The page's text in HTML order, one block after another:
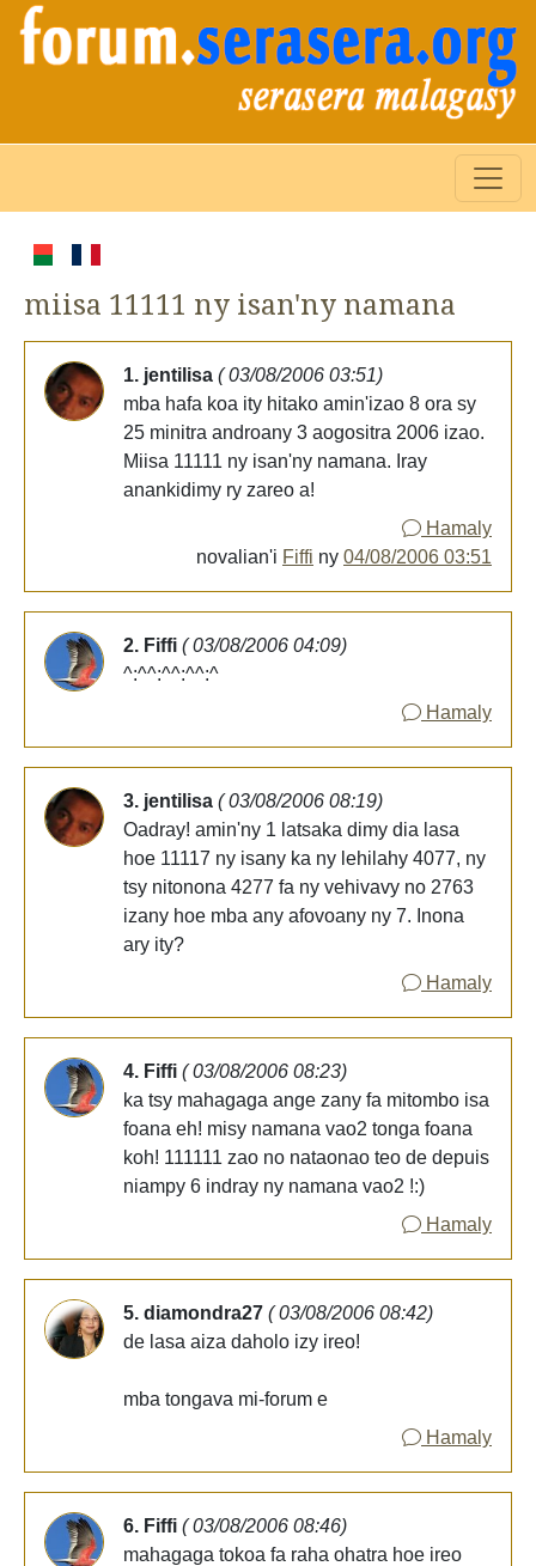
miisa 11111 ny isan'ny namana
1. jentilisa ( 03/08/2006 03:51)
mba hafa koa ity hitako amin'izao 8 ora sy
25 minitra androany 3 aogositra 2006 izao.
Miisa 11111 ny isan'ny namana. Iray
anankidimy ry zareo a!
Hamaly
novalian'i Fiffi ny 04/08/2006 03:51
2. Fiffi ( 03/08/2006 04:09)
^:^^:^^:^^:^
Hamaly
3. jentilisa ( 03/08/2006 08:19)
Oadray! amin'ny 1 latsaka dimy dia lasa
hoe 11117 ny isany ka ny lehilahy 4077, ny
tsy nitonona 4277 fa ny vehivavy no 2763
izany hoe mba any afovoany ny 7. Inona
ary ity?
Hamaly
4. Fiffi ( 03/08/2006 08:23)
ka tsy mahagaga ange zany fa mitombo isa
foana eh! misy namana vao2 tonga foana
koh! 111111 zao no nataonao teo de depuis
niampy 6 indray ny namana vao2 !:)
Hamaly
5. diamondra27 ( 03/08/2006 08:42)
de lasa aiza daholo izy ireo!
mba tongava mi-forum e
Hamaly
6. Fiffi ( 03/08/2006 08:46)
mahagaga tokoa fa raha ohatra hoe ireo